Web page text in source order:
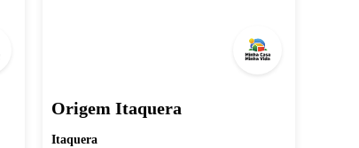
Origem Itaquera
Itaquera